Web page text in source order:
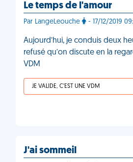
Le temps de l'amour
Par LangeLeouche - 17/12/2019
Aujourd’hui, je conduis deux
refusé qu’on discute en la
VDM
JE VALIDE, C'EST UNE VDM
J'ai sommeil